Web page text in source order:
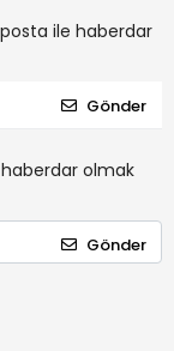
ile haberdar
Gönder
olmak
Gönder